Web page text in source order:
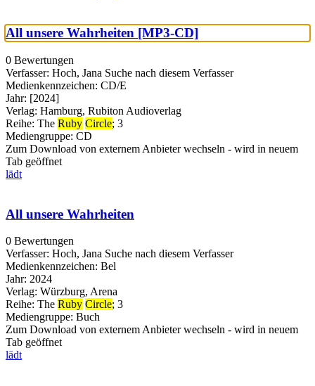
All unsere Wahrheiten [MP3-CD]
0 Bewertungen
Verfasser: Hoch, Jana Suche nach diesem Verfasser
Medienkennzeichen: CD/E
Jahr: [2024]
Verlag: Hamburg, Rubiton Audioverlag
Reihe: The Ruby Circle; 3
Mediengruppe: CD
Zum Download von externem Anbieter wechseln - wird in neuem
Tab geöffnet
lädt
All unsere Wahrheiten
0 Bewertungen
Verfasser: Hoch, Jana Suche nach diesem Verfasser
Medienkennzeichen: Bel
Jahr: 2024
Verlag: Würzburg, Arena
Reihe: The Ruby Circle; 3
Mediengruppe: Buch
Zum Download von externem Anbieter wechseln - wird in neuem
Tab geöffnet
lädt